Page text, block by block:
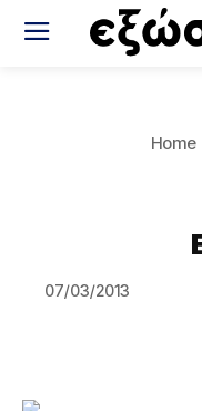
Home
07/03/2013